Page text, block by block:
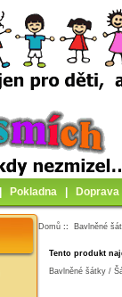
Pokladna Doprava
Domů :: Bavlněné
Tento produkt
Bavlněné šátky /